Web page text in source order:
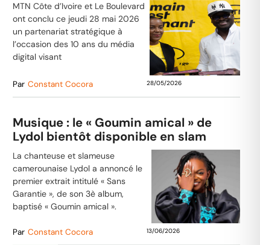
MTN Côte d’Ivoire et Le Boulevard
ont conclu ce jeudi 28 mai 2026
un partenariat stratégique à
l’occasion des 10 ans du média
digital visant
Par Constant Cocora 28/05/2026
Musique : le « Goumin amical » de
Lydol bientôt disponible en slam
La chanteuse et slameuse
camerounaise Lydol a annoncé le
premier extrait intitulé « Sans
Garantie », de son 3è album,
baptisé « Goumin amical ».
Par Constant Cocora 13/06/2026